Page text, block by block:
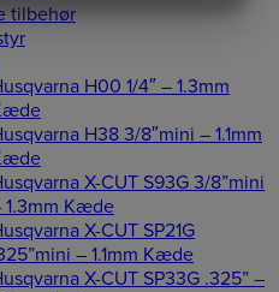
tilbehør
H00 1/4″ – 1.3mm
H38 3/8″mini – 1.1mm
X-CUT S93G 3/8”mini
1.3mm Kæde
X-CUT SP21G
– 1.1mm Kæde
X-CUT SP33G .325” –
STATISTIK